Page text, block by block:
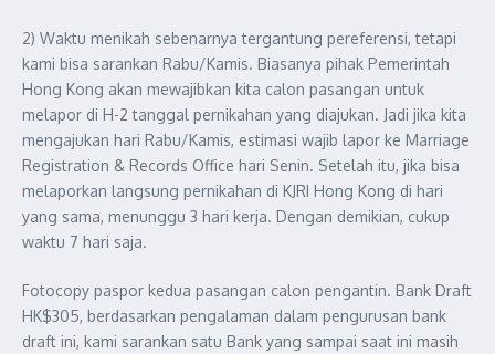
2) Waktu menikah sebenarnya tergantung pereferensi, tetapi
kami bisa sarankan Rabu/Kamis. Biasanya pihak Pemerintah
Hong Kong akan mewajibkan kita calon pasangan untuk
melapor di H-2 tanggal pernikahan yang diajukan. Jadi jika kita
mengajukan hari Rabu/Kamis, estimasi wajib lapor ke Marriage
Registration & Records Office hari Senin. Setelah itu, jika bisa
melaporkan langsung pernikahan di KJRI Hong Kong di hari
yang sama, menunggu 3 hari kerja. Dengan demikian, cukup
waktu 7 hari saja.
Fotocopy paspor kedua pasangan calon pengantin. Bank Draft
HK$305, berdasarkan pengalaman dalam pengurusan bank
draft ini, kami sarankan satu Bank yang sampai saat ini masih